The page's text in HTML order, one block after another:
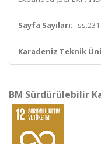
Sayfa Sayıları:
Karadeniz Teknik
BM Sürdürülebilir